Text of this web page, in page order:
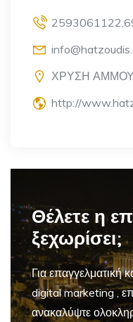
ΧΡΥΣΗ
http://
Θέλετε η
ξεχωρίσει;
Για επαγγελματική
digital marketing,
ανακαλύψτε